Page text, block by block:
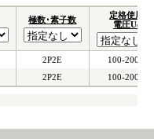
極数･素子数
定格使用
電圧Ue
2P2E
100-200V
2P2E 100-200V